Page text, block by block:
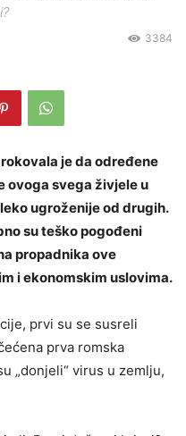
3384
je da određene
ovoga svega živjele u
ugroženije od drugih.
su teško pogođeni
propadnika ove
i ekonomskim uslovima.
prvi su se susreli
prva romska
„donjeli“ virus u zemlju,